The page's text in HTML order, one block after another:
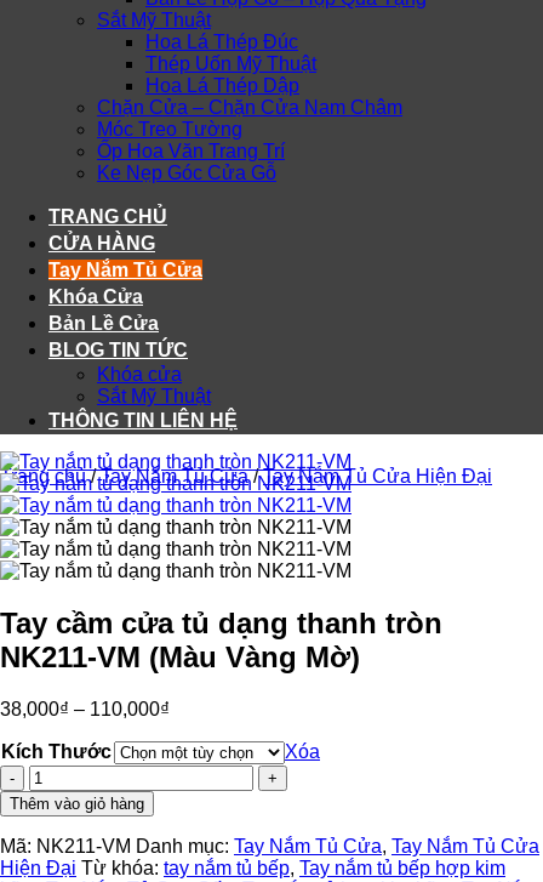
Sắt Mỹ Thuật
Hoa Lá Thép Đúc
Thép Uốn Mỹ Thuật
Hoa Lá Thép Dập
Chặn Cửa – Chặn Cửa Nam Châm
Móc Treo Tường
Ốp Hoa Văn Trang Trí
Ke Nẹp Góc Cửa Gỗ
TRANG CHỦ
CỬA HÀNG
Tay Nắm Tủ Cửa
Khóa Cửa
Bản Lề Cửa
BLOG TIN TỨC
Khóa cửa
Sắt Mỹ Thuật
THÔNG TIN LIÊN HỆ
Trang chủ / Tay Nắm Tủ Cửa / Tay Nắm Tủ Cửa Hiện Đại
Tay cầm cửa tủ dạng thanh tròn
NK211-VM (Màu Vàng Mờ)
38,000₫ – 110,000₫
Kích Thước
Xóa
Tay
cầm
cửa
tủ
dạng
Thêm vào giỏ hàng
Mã: NK211-VM Danh mục: Tay Nắm Tủ Cửa, Tay Nắm Tủ Cửa
Hiện Đại Từ khóa: tay nắm tủ bếp, Tay nắm tủ bếp hợp kim